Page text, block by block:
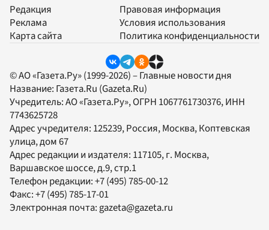
Редакция
Реклама
Карта сайта
Правовая информация
Условия использования
Политика конфиденциальности
© АО «Газета.Ру» (1999-2026) – Главные новости дня
Название: Газета.Ru (Gazeta.Ru)
Учредитель:АО «Газета.Ру», ОГРН 1067761730376, ИНН
7743625728
Адрес учредителя: 125239, Россия, Москва, Коптевская
улица, дом 67
Адрес редакции и издателя: 117105, г. Москва,
Варшавское шоссе, д.9, стр.1
Телефон редакции:+7 (495) 785-00-12
Факс:+7 (495) 785-17-01
Электронная почта:gazeta@gazeta.ru